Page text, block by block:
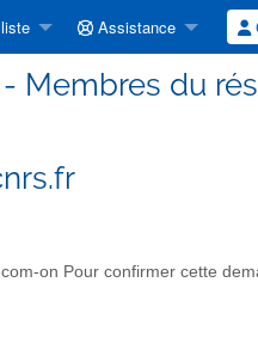
Assistance
Membres du
on Pour confirmer cette